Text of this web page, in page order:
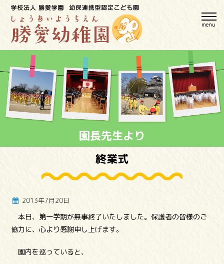
園長先生より
終業式
2013年7月20日
本日、第一学期が無事終了いたしました。保護者の皆様のご
協力に、心より感謝申し上げます。
園内を巡っていると、
menu